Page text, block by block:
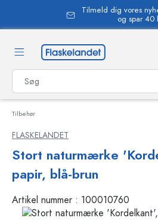
Tilmeld dig vores
og spar 40
Tilbehør
FLASKELANDET
Stort naturmærke
papir, blå-brun
Artikel nummer : 100010760